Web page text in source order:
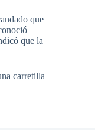
que
que la
carretilla